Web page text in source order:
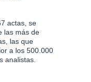
actas, se
las más de
las que
a los 500.000
analistas.